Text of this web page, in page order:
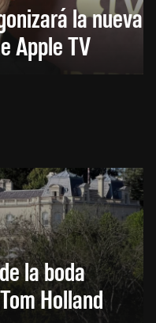
la nueva
Apple TV
la boda
Holland